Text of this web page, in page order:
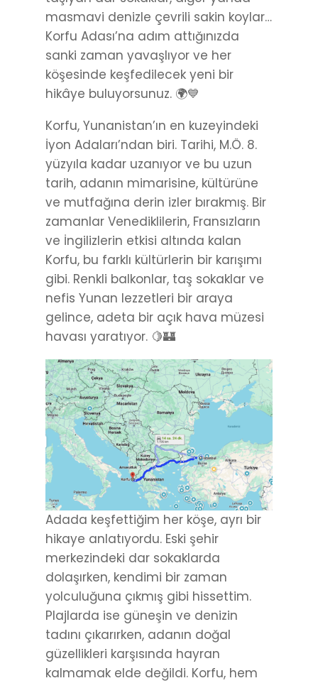
masmavi denizle çevrili sakin koylar…
Korfu Adası’na adım attığınızda
sanki zaman yavaşlıyor ve her
köşesinde keşfedilecek yeni bir
hikâye buluyorsunuz. 🌍💙
Korfu, Yunanistan’ın en kuzeyindeki
İyon Adaları’ndan biri. Tarihi, M.Ö. 8.
yüzyıla kadar uzanıyor ve bu uzun
tarih, adanın mimarisine, kültürüne
ve mutfağına derin izler bırakmış. Bir
zamanlar Venediklilerin, Fransızların
ve İngilizlerin etkisi altında kalan
Korfu, bu farklı kültürlerin bir karışımı
gibi. Renkli balkonlar, taş sokaklar ve
nefis Yunan lezzetleri bir araya
gelince, adeta bir açık hava müzesi
havası yaratıyor. 🍋🏰
Adada keşfettiğim her köşe, ayrı bir
hikaye anlatıyordu. Eski şehir
merkezindeki dar sokaklarda
dolaşırken, kendimi bir zaman
yolculuğuna çıkmış gibi hissettim.
Plajlarda ise güneşin ve denizin
tadını çıkarırken, adanın doğal
güzellikleri karşısında hayran
kalmamak elde değildi. Korfu, hem